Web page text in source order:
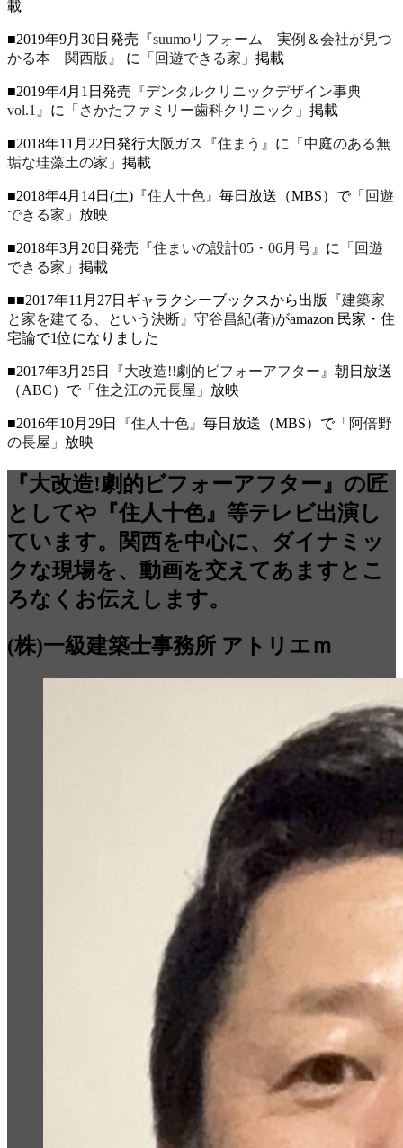
載
■2019年9月30日発売 『suumoリフォーム 実例＆会社が見つ
かる本 関西版』
に 「回遊できる家」 掲載
■2019年4月1日発売 『デンタルクリニックデザイン事典
vol.1』 に 「さかたファミリー歯科クリニック」 掲載
■2018年11月22日発行大阪ガス『住まう』 に
「中庭のある無
垢な珪藻土の家」 掲載
■2018年4月14日(土) 『住人十色』 毎日放送（MBS）で「回遊
できる家」 放映
■2018年3月20日発売 『住まいの設計05・06月号』 に
「回遊
できる家」 掲載
■■2017年11月27日ギャラクシーブックスから出版
『建築家
と家を建てる、という決断』守谷昌紀(著)がamazon 民家・住
宅論で1位になりました
■2017年3月25日 『大改造!!劇的ビフォーアフター』 朝日放送
（ABC）で「住之江の元長屋」 放映
■2016年10月29日 『住人十色』 毎日放送（MBS）で「阿倍野
の長屋」 放映
『大改造!劇的ビフォーアフター』の匠
としてや『住人十色』等テレビ出演し
ています。関西を中心に、ダイナミッ
クな現場を、動画を交えてあますとこ
ろなくお伝えします。
(株)一級建築士事務所 アトリエｍ